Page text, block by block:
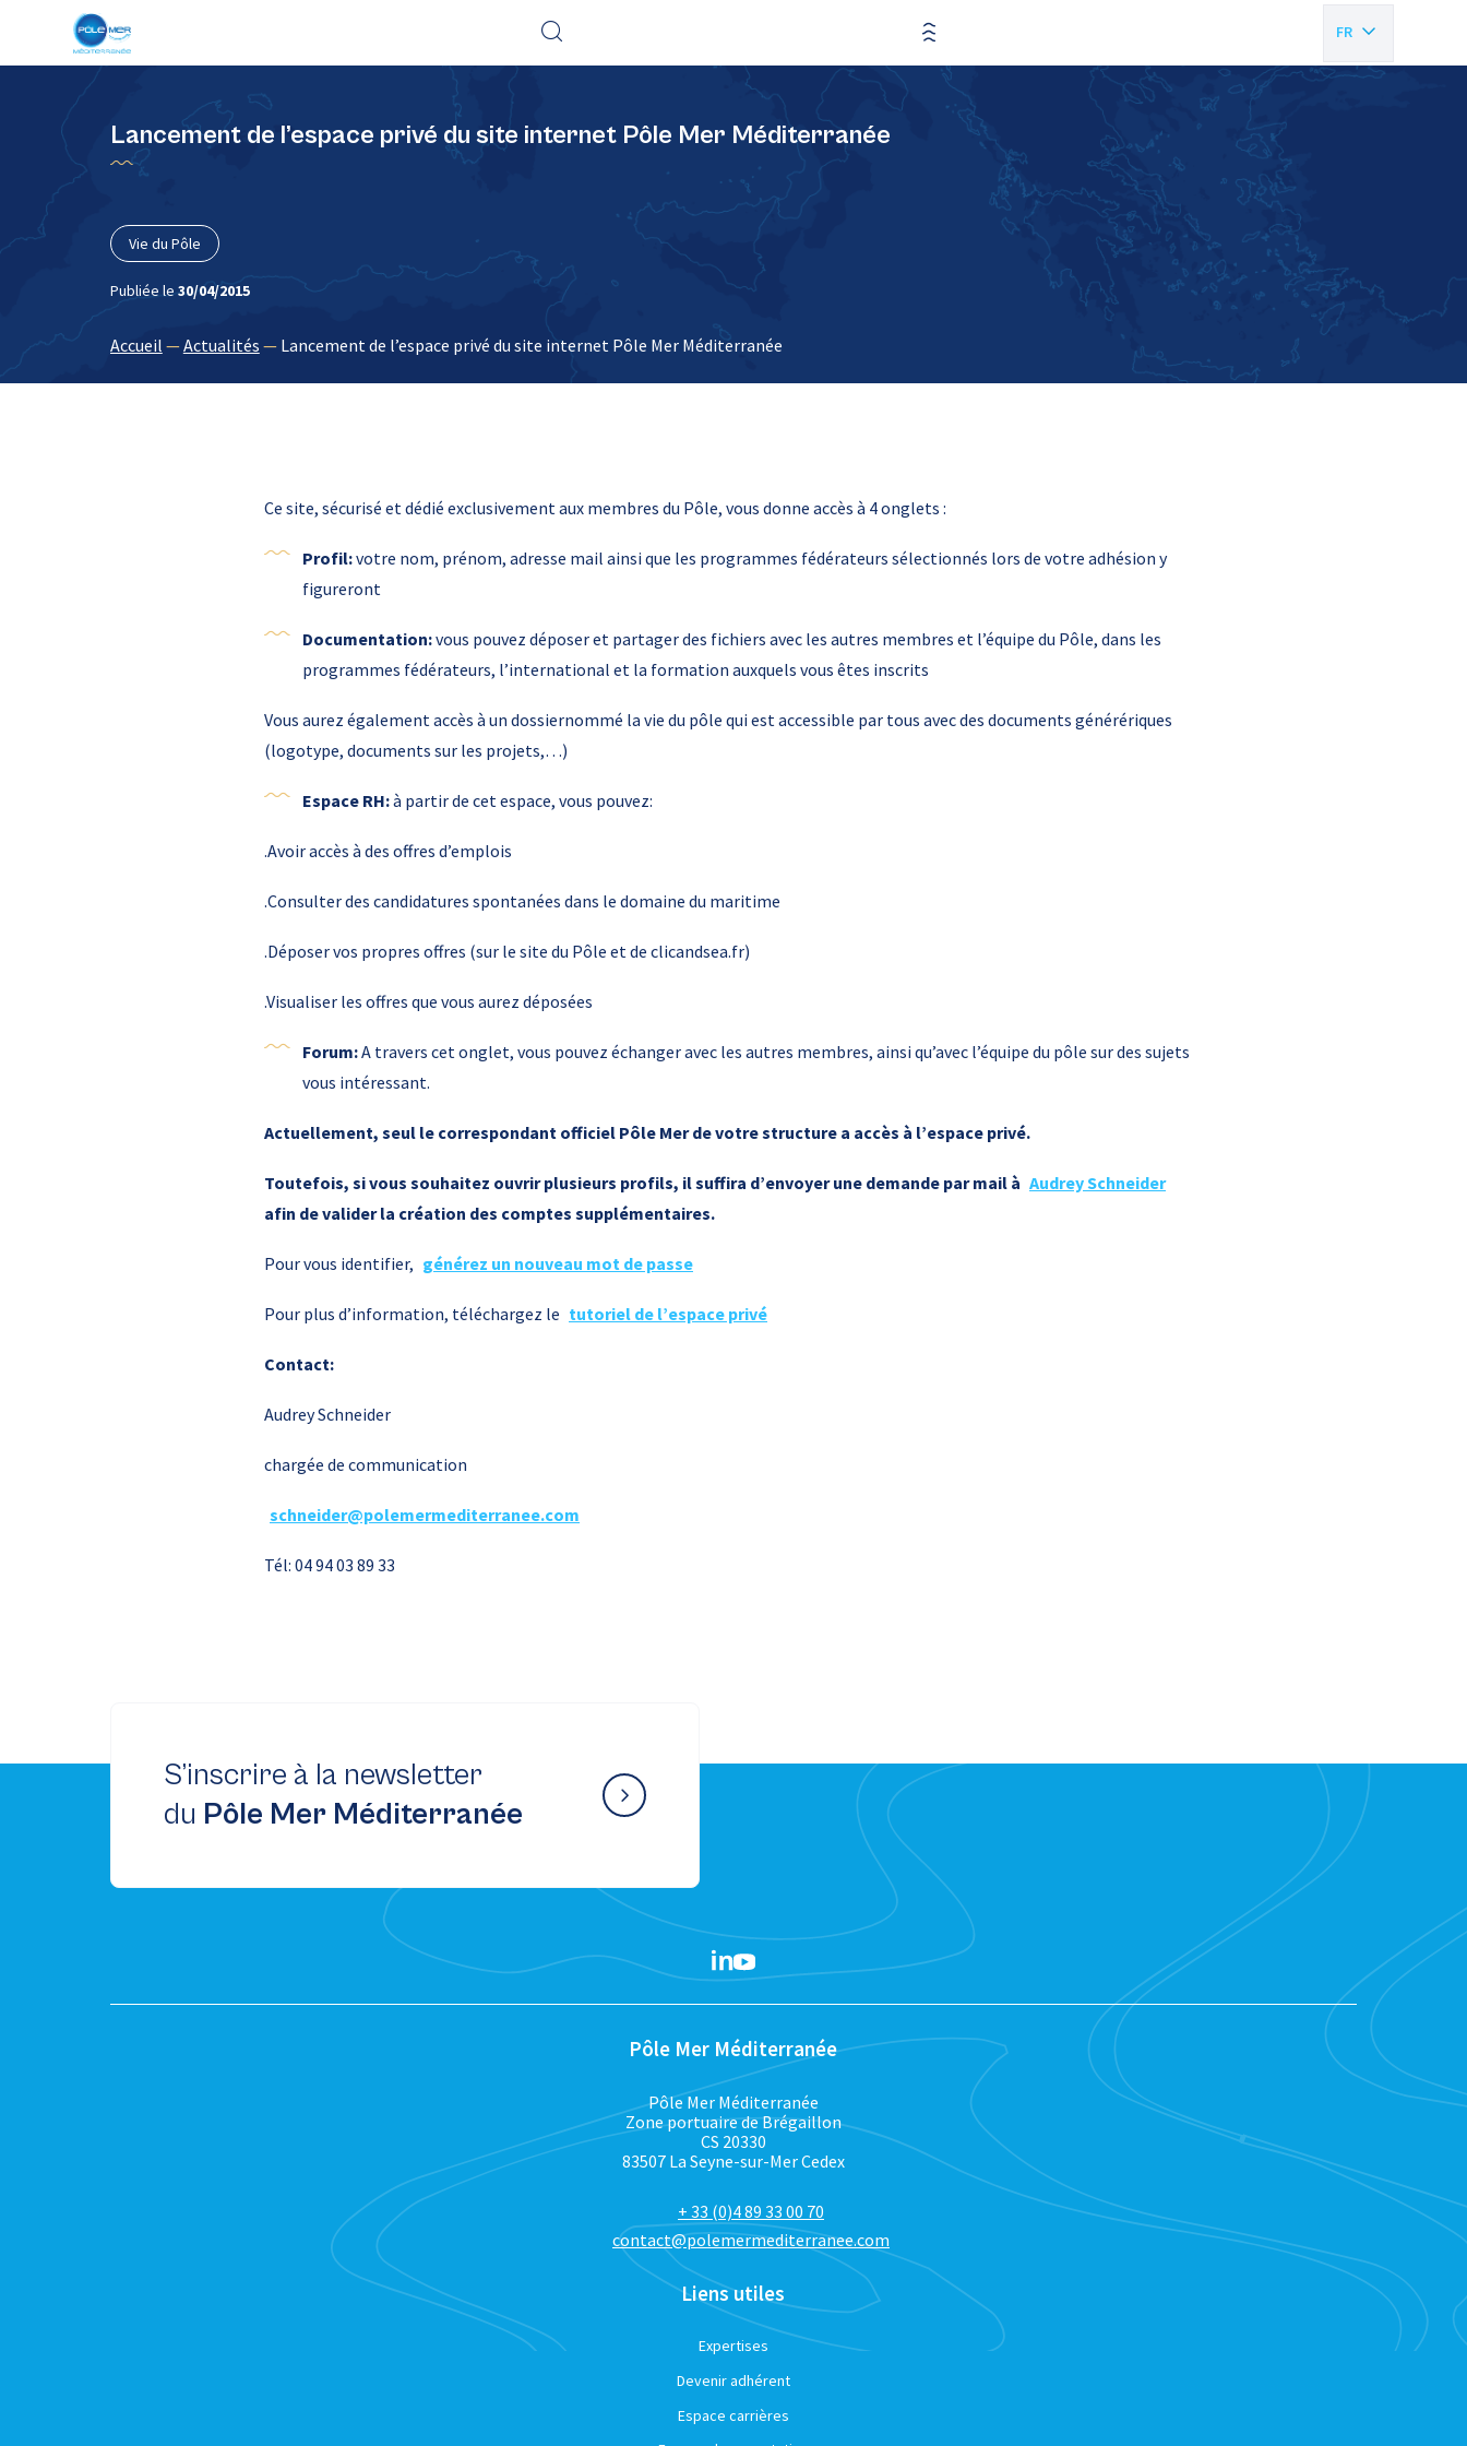
FR
Lancement de l’espace privé du site internet Pôle Mer Méditerranée
Vie du Pôle
Publiée le 30/04/2015
Accueil —Actualités — Lancement de l’espace privé du site internet Pôle Mer Méditerranée
Ce site, sécurisé et dédié exclusivement aux membres du Pôle, vous donne accès à 4 onglets :
Profil:votre nom, prénom, adresse mail ainsi que les programmes fédérateurs sélectionnés lors de votre adhésion y
figureront
Documentation:vous pouvez déposer et partager des fichiers avec les autres membres et l’équipe du Pôle, dans les
programmes fédérateurs, l’international et la formation auxquels vous êtes inscrits
Vous aurez également accès à un dossiernommé la vie du pôle qui est accessible par tous avec des documents générériques
(logotype, documents sur les projets,…)
Espace RH:à partir de cet espace, vous pouvez:
.Avoir accès à des offres d’emplois
.Consulter des candidatures spontanées dans le domaine du maritime
.Déposer vos propres offres (sur le site du Pôle et de clicandsea.fr)
.Visualiser les offres que vous aurez déposées
Forum:A travers cet onglet, vous pouvez échanger avec les autres membres, ainsi qu’avec l’équipe du pôle sur des sujets
vous intéressant.
Actuellement, seul le correspondant officiel Pôle Mer de votre structure a accès à l’espace privé.
Toutefois, si vous souhaitez ouvrir plusieurs profils, il suffira d’envoyer une demande par mail à Audrey Schneider
afin de valider la création des comptes supplémentaires.
Pour vous identifier, générez un nouveau mot de passe
Pour plus d’information, téléchargez le tutoriel de l’espace privé
Contact:
Audrey Schneider
chargée de communication
schneider@polemermediterranee.com
Tél: 04 94 03 89 33
S’inscrire à la newsletter
du Pôle Mer Méditerranée
Pôle Mer Méditerranée
Pôle Mer Méditerranée
Zone portuaire de Brégaillon
CS 20330
83507 La Seyne-sur-Mer Cedex
+ 33 (0)4 89 33 00 70
contact@polemermediterranee.com
Liens utiles
Expertises
Devenir adhérent
Espace carrières
Panneau de gestion des cookies